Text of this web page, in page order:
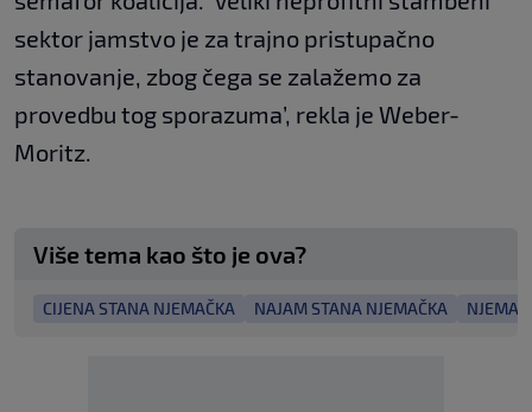
sektor jamstvo je za trajno pristupačno
stanovanje, zbog čega se zalažemo za
provedbu tog sporazuma’, rekla je Weber-
Moritz.
Više tema kao što je ova?
CIJENA STANA NJEMAČKA NAJAM STANA NJEMAČKA